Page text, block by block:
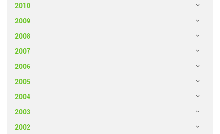
2010
2009
2008
2007
2006
2005
2004
2003
2002